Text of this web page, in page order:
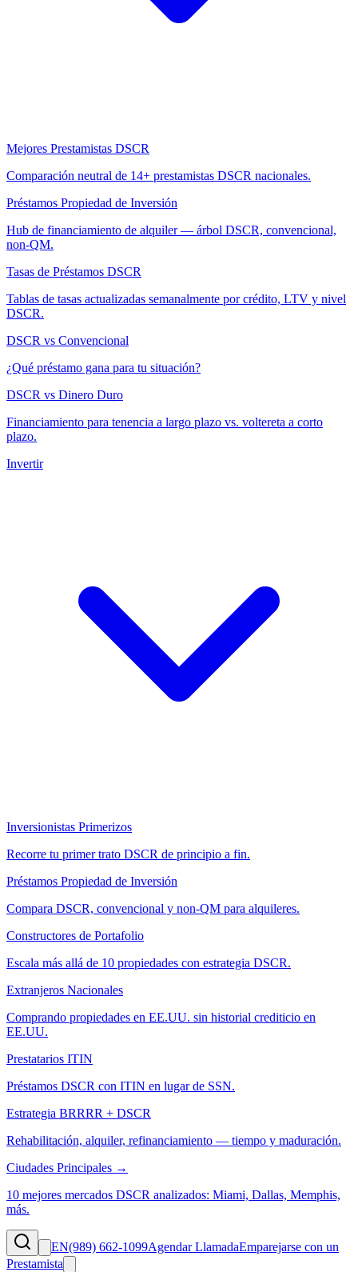
Mejores Prestamistas DSCR
Comparación neutral de 14+ prestamistas DSCR nacionales.
Préstamos Propiedad de Inversión
Hub de financiamiento de alquiler — árbol DSCR, convencional,
non-QM.
Tasas de Préstamos DSCR
Tablas de tasas actualizadas semanalmente por crédito, LTV y nivel
DSCR.
DSCR vs Convencional
¿Qué préstamo gana para tu situación?
DSCR vs Dinero Duro
Financiamiento para tenencia a largo plazo vs. voltereta a corto
plazo.
Invertir
Inversionistas Primerizos
Recorre tu primer trato DSCR de principio a fin.
Préstamos Propiedad de Inversión
Compara DSCR, convencional y non-QM para alquileres.
Constructores de Portafolio
Escala más allá de 10 propiedades con estrategia DSCR.
Extranjeros Nacionales
Comprando propiedades en EE.UU. sin historial crediticio en
EE.UU.
Prestatarios ITIN
Préstamos DSCR con ITIN en lugar de SSN.
Estrategia BRRRR + DSCR
Rehabilitación, alquiler, refinanciamiento — tiempo y maduración.
Ciudades Principales →
10 mejores mercados DSCR analizados: Miami, Dallas, Memphis,
más.
EN(989) 662-1099Agendar LlamadaEmparejarse con un
Prestamista